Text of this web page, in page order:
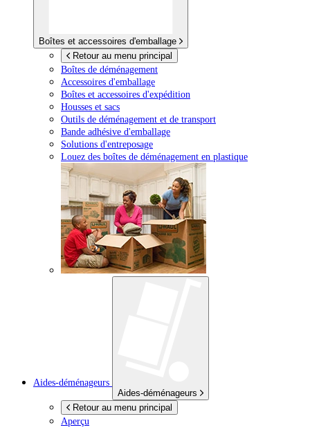
Boîtes et accessoires d'emballage
Retour au menu principal
Boîtes de déménagement
Accessoires d'emballage
Boîtes et accessoires d'expédition
Housses et sacs
Outils de déménagement et de transport
Bande adhésive d'emballage
Solutions d'entreposage
Louez des boîtes de déménagement en plastique
Aides-déménageurs
Aides-déménageurs
Retour au menu principal
Aperçu